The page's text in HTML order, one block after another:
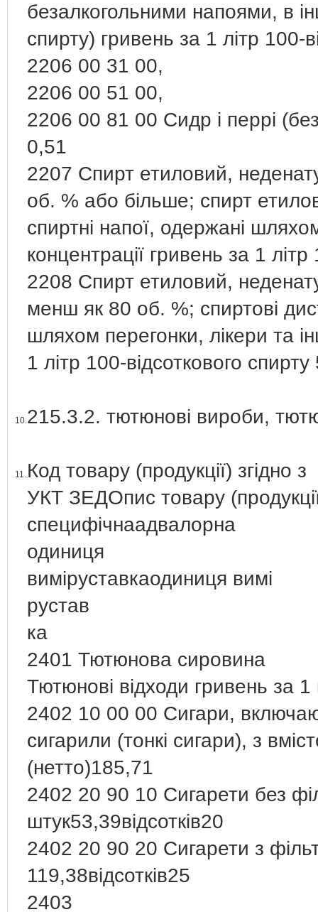
безалкогольними напоями, в
спирту) гривень за 1 літр 100-
2206 00 31 00,
2206 00 51 00,
2206 00 81 00 Сидр і перрі
0,51
2207 Спирт етиловий,
об. % або більше; спирт
спиртні напої, одержані
концентрації гривень за 1
2208 Спирт етиловий,
менш як 80 об. %; спиртові
шляхом перегонки, лікери та
1 літр 100-відсоткового
10.215.3.2. тютюнові вироби,
11. Код товару (продукції) згідно з
УКТ ЗЕДОпис товару
специфічнаадвалорна
одиниця
виміруставкаодиниця вимі
рустав
ка
2401 Тютюнова сировина
Тютюнові відходи гривень за 1
2402 10 00 00 Сигари,
сигарили (тонкі сигари), з
(нетто)185,71
2402 20 90 10 Сигарети без
штук53,39відсотків20
2402 20 90 20 Сигарети з
119,38відсотків25
2403